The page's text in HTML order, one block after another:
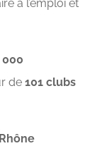
à l’emploi et
000
de 101 clubs